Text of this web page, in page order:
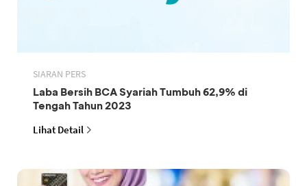
SIARAN PERS
Laba Bersih BCA Syariah Tumbuh 62,9% di
Tengah Tahun 2023
Lihat Detail